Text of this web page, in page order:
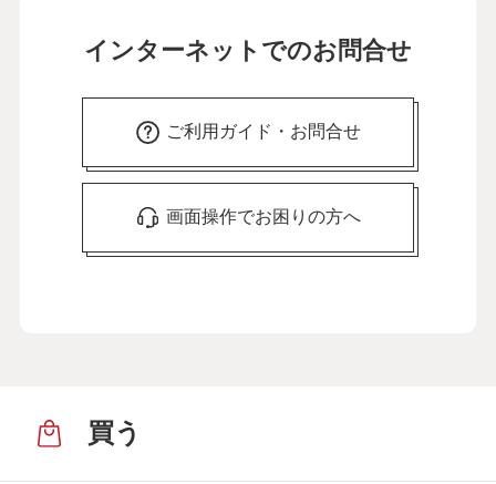
インターネットでのお問合せ
ご利用ガイド・お問合せ
画面操作でお困りの方へ
買う